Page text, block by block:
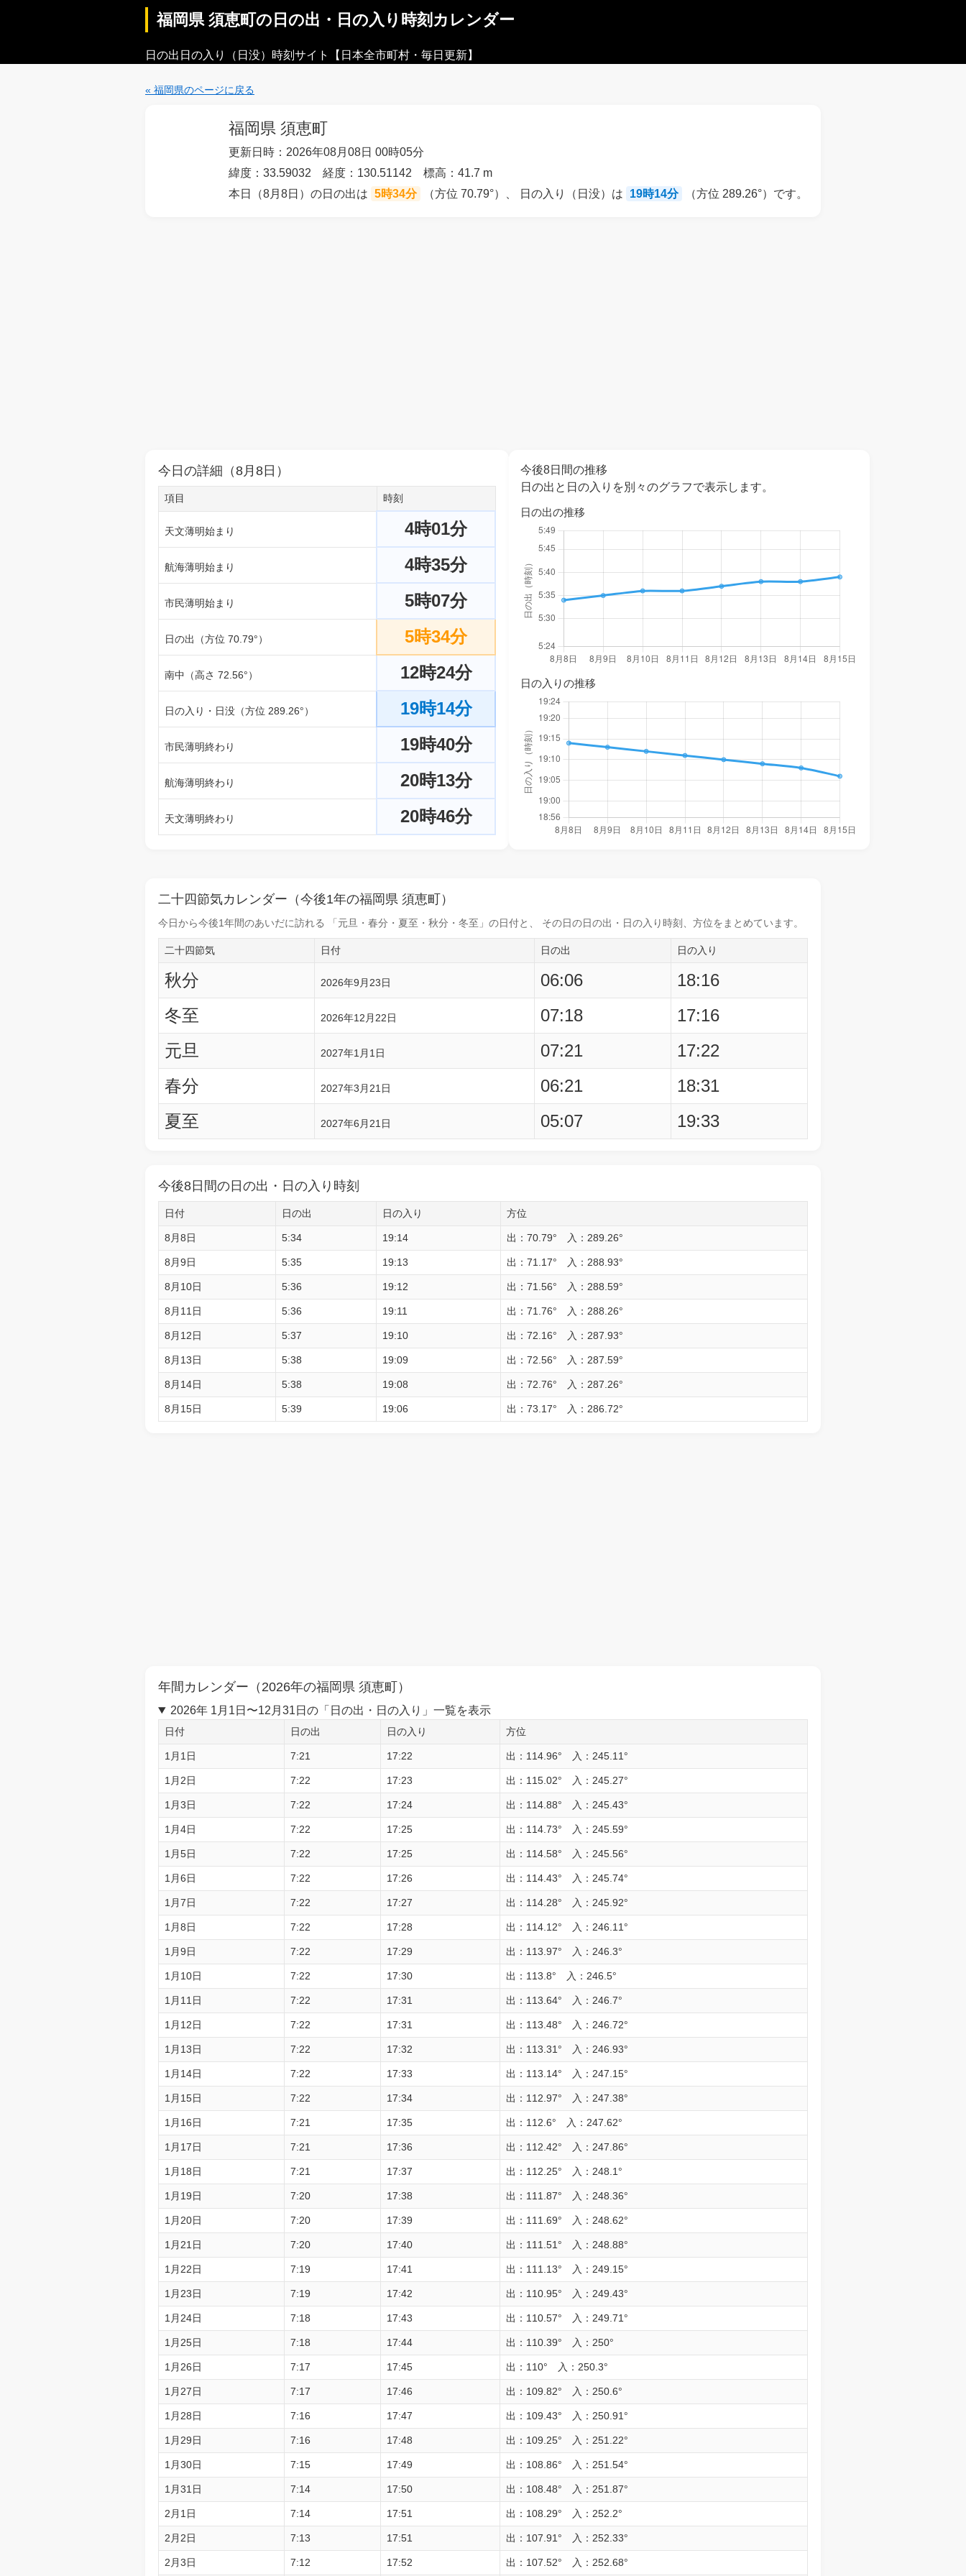
福岡県 須恵町の日の出・日の入り時刻カレンダー
日の出日の入り（日没）時刻サイト【日本全市町村・毎日更新】
« 福岡県のページに戻る
福岡県 須恵町
更新日時：2026年08月08日 00時05分
緯度：33.59032 経度：130.51142 標高：41.7 m
本日（8月8日）の日の出は 5時34分 （方位 70.79°）、 日の入り（日没）は 19時14分 （方位 289.26°）です。
今日の詳細（8月8日）
項目 時刻
天文薄明始まり 4時01分
航海薄明始まり 4時35分
市民薄明始まり 5時07分
日の出（方位 70.79°） 5時34分
南中（高さ 72.56°） 12時24分
日の入り・日没（方位 289.26°） 19時14分
市民薄明終わり 19時40分
航海薄明終わり 20時13分
天文薄明終わり 20時46分
今後8日間の推移
日の出と日の入りを別々のグラフで表示します。
日の出の推移
日の入りの推移
二十四節気カレンダー（今後1年の福岡県 須恵町）
今日から今後1年間のあいだに訪れる 「元旦・春分・夏至・秋分・冬至」の日付と、 その日の日の出・日の入り時刻 、方位をまとめています。
二十四節気 日付 日の出 日の入り
秋分 2026年9月23日 06:06
18:16
冬至
2026年12月22日 07:18
17:16
元旦
2027年1月1日 07:21
17:22
春分
2027年3月21日 06:21
18:31
夏至
2027年6月21日 05:07 19:33
今後8日間の日の出・日の入り時刻
日付 日の出 日の入り 方位
8月8日 5:34 19:14 出：70.79° 入：289.26°
8月9日 5:35 19:13 出：71.17° 入：288.93°
8月10日 5:36 19:12 出：71.56° 入：288.59°
8月11日 5:36 19:11 出：71.76° 入：288.26°
8月12日 5:37 19:10 出：72.16° 入：287.93°
8月13日 5:38 19:09 出：72.56° 入：287.59°
8月14日 5:38 19:08 出：72.76° 入：287.26°
8月15日 5:39 19:06 出：73.17° 入：286.72°
年間カレンダー（2026年の福岡県 須恵町）
2026年 1月1日〜12月31日の「日の出・日の入り」一覧を表示
日付 日の出 日の入り 方位
1月1日 7:21 17:22 出：114.96° 入：245.11°
1月2日 7:22 17:23 出：115.02° 入：245.27°
1月3日 7:22 17:24 出：114.88° 入：245.43°
1月4日 7:22 17:25 出：114.73° 入：245.59°
1月5日 7:22 17:25 出：114.58° 入：245.56°
1月6日 7:22 17:26 出：114.43° 入：245.74°
1月7日 7:22 17:27 出：114.28° 入：245.92°
1月8日 7:22 17:28 出：114.12° 入：246.11°
1月9日 7:22 17:29 出：113.97° 入：246.3°
1月10日 7:22 17:30 出：113.8° 入：246.5°
1月11日 7:22 17:31 出：113.64° 入：246.7°
1月12日 7:22 17:31 出：113.48° 入：246.72°
1月13日 7:22 17:32 出：113.31° 入：246.93°
1月14日 7:22 17:33 出：113.14° 入：247.15°
1月15日 7:22 17:34 出：112.97° 入：247.38°
1月16日 7:21 17:35 出：112.6° 入：247.62°
1月17日 7:21 17:36 出：112.42° 入：247.86°
1月18日 7:21 17:37 出：112.25° 入：248.1°
1月19日 7:20 17:38 出：111.87° 入：248.36°
1月20日 7:20 17:39 出：111.69° 入：248.62°
1月21日 7:20 17:40 出：111.51° 入：248.88°
1月22日 7:19 17:41 出：111.13° 入：249.15°
1月23日 7:19 17:42 出：110.95° 入：249.43°
1月24日 7:18 17:43 出：110.57° 入：249.71°
1月25日 7:18 17:44 出：110.39° 入：250°
1月26日 7:17 17:45 出：110° 入：250.3°
1月27日 7:17 17:46 出：109.82° 入：250.6°
1月28日 7:16 17:47 出：109.43° 入：250.91°
1月29日 7:16 17:48 出：109.25° 入：251.22°
1月30日 7:15 17:49 出：108.86° 入：251.54°
1月31日 7:14 17:50 出：108.48° 入：251.87°
2月1日 7:14 17:51 出：108.29° 入：252.2°
2月2日 7:13 17:51 出：107.91° 入：252.33°
2月3日 7:12 17:52 出：107.52° 入：252.68°